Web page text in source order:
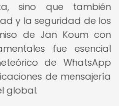
sino que también
y la seguridad de los
de Jan Koum con
fue esencial
de WhatsApp
de mensajería
global.